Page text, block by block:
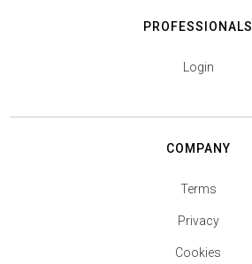
PROFESSIONALS
Login
COMPANY
Terms
Privacy
Cookies